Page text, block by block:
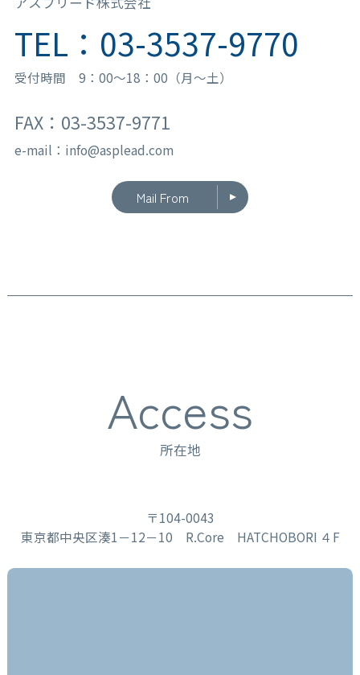
TEL：03-3537-9770
受付時間 9：00〜18：00（月〜土）
FAX：03-3537-9771
e-mail：info@asplead.com
Mail From
Access
所在地
〒104-0043
東京都中央区湊1－12－10 R.Core HATCHOBORI ４F